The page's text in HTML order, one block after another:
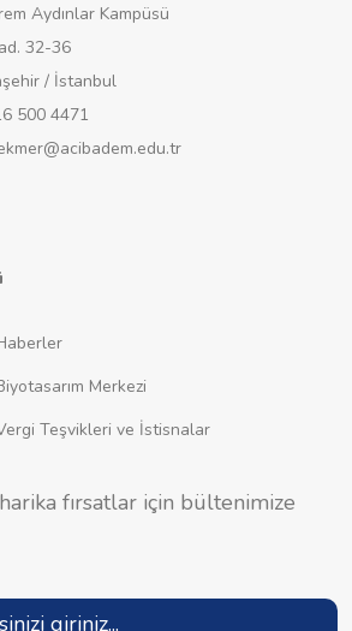
Aydınlar Kampüsü
32-36
/ İstanbul
500 4471
Merkezi
Teşvikleri ve İstisnalar
fırsatlar için bültenimize